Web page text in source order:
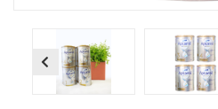
Previous